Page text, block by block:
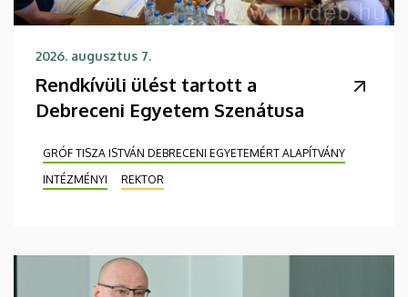
2026. augusztus 7.
Rendkívüli ülést tartott a
Debreceni Egyetem Szenátusa
GRÓF TISZA ISTVÁN DEBRECENI EGYETEMÉRT ALAPÍTVÁNY
INTÉZMÉNYI
REKTOR